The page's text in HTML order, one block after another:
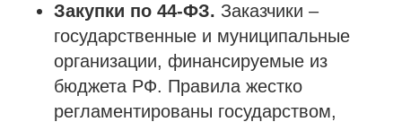
Закупки по 44-ФЗ. Заказчики –
государственные и муниципальные
организации, финансируемые из
бюджета РФ. Правила жестко
регламентированы государством,